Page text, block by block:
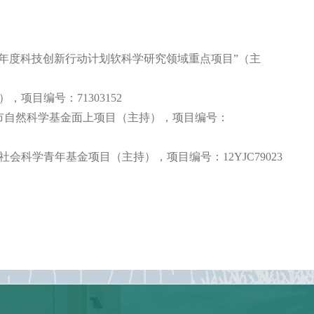
度科技创新行动计划软科学研究领域重点项目”（主
，项目编号： 71303152
然科学基金面上项目（主持），项目编号：
会科学青年基金项目（主持），项目编号： 12YJC79023